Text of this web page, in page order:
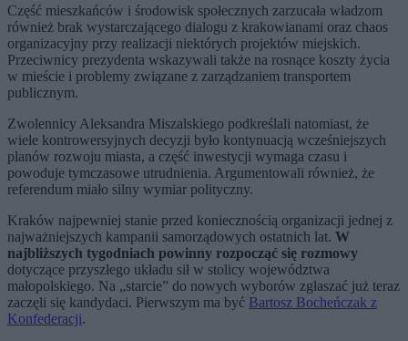
Część mieszkańców i środowisk społecznych zarzucała władzom
również brak wystarczającego dialogu z krakowianami oraz chaos
organizacyjny przy realizacji niektórych projektów miejskich.
Przeciwnicy prezydenta wskazywali także na rosnące koszty życia
w mieście i problemy związane z zarządzaniem transportem
publicznym.
Zwolennicy Aleksandra Miszalskiego podkreślali natomiast, że
wiele kontrowersyjnych decyzji było kontynuacją wcześniejszych
planów rozwoju miasta, a część inwestycji wymaga czasu i
powoduje tymczasowe utrudnienia. Argumentowali również, że
referendum miało silny wymiar polityczny.
Kraków najpewniej stanie przed koniecznością organizacji jednej z
najważniejszych kampanii samorządowych ostatnich lat. W
najbliższych tygodniach powinny rozpocząć się rozmowy
dotyczące przyszłego układu sił w stolicy województwa
małopolskiego. Na „starcie” do nowych wyborów zgłaszać już teraz
zaczęli się kandydaci. Pierwszym ma być Bartosz Bocheńczak z
Konfederacji.